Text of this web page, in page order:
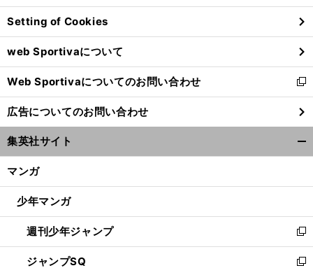
ン
ド
ウ
で
開
く
Setting of Cookies
web Sportivaについて
Web Sportivaについてのお問い合わせ
新
し
い
ウ
ィ
ン
ウ
開
く
広告についてのお問い合わせ
集英社サイト
マンガ
少年マンガ
週刊少年ジャンプ
新
し
い
ジャンプSQ
新